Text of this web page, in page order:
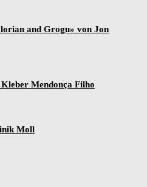
and Grogu» von Jon
Mendonça Filho
Moll